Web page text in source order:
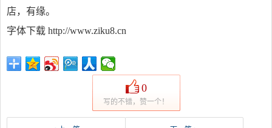
店，有缘。
字体下载 http://www.ziku8.cn
0
写的不错，赞一个！